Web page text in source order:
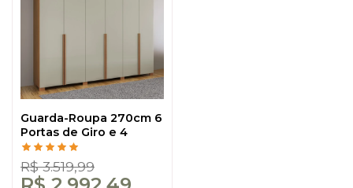
Guarda-Roupa 270cm 6
Portas de Giro e 4
Gavetas Internas
Freijó/Off White - Dalla
Costa
R$ 3.519,99